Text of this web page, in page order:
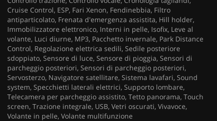
Cruise Control, ESP, Fari Xenon, Fendinebbia, Filtro
antiparticolato, Frenata d'emergenza assistita, Hill holder,
Immobilizzatore elettronico, Interni in pelle, Isofix, Leve al
volante, Luci diurne, MP3, Pacchetto invernale, Park Distance
Control, Regolazione elettrica sedili, Sedile posteriore
sdoppiato, Sensore di luce, Sensore di pioggia, Sensori di
parcheggio posteriori, Sensori di parcheggio posteriori,
Servosterzo, Navigatore satellitare, Sistema lavafari, Sound
system, Specchietti laterali elettrici, Supporto lombare,
Telecamera per parcheggio assistito, Tetto panorama, Touch
screen, Trazione integrale, USB, Vetri oscurati, Vivavoce,
Volante in pelle, Volante multifunzione